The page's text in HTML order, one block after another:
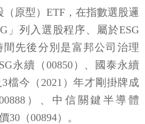
原型）ETF，在指數選股邏
」列入選股程序、屬於ESG
先後分別是富邦公司治理
永續（00850）、國泰永續
檔今（2021）年才剛掛牌成
）、中信關鍵半導體
30（00894）。